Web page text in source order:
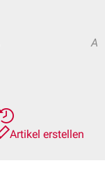
A
Artikel erstellen